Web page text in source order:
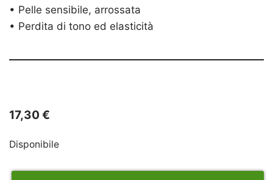
• Pelle sensibile, arrossata
• Perdita di tono ed elasticità
17,30 €
Disponibile